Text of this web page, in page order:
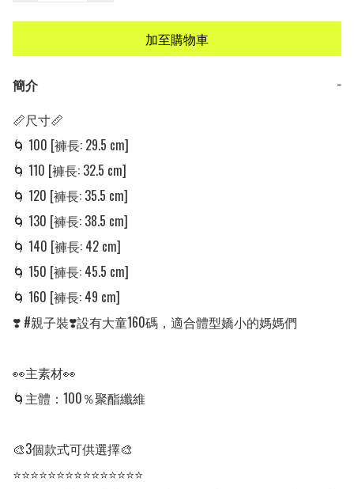
加至購物車
簡介
−
📏尺寸📏
🌀 100 [褲長: 29.5 cm]
🌀 110 [褲長: 32.5 cm]
🌀 120 [褲長: 35.5 cm]
🌀 130 [褲長: 38.5 cm]
🌀 140 [褲長: 42 cm]
🌀 150 [褲長: 45.5 cm]
🌀 160 [褲長: 49 cm]
❣️ #親子裝❣️設有大童160碼，適合體型嬌小的媽媽們
👀主素材👀
🌀主體：100％聚酯纖維
🎨3個款式可供選擇🎨
⭐⭐⭐⭐⭐⭐⭐⭐⭐⭐⭐⭐⭐⭐⭐